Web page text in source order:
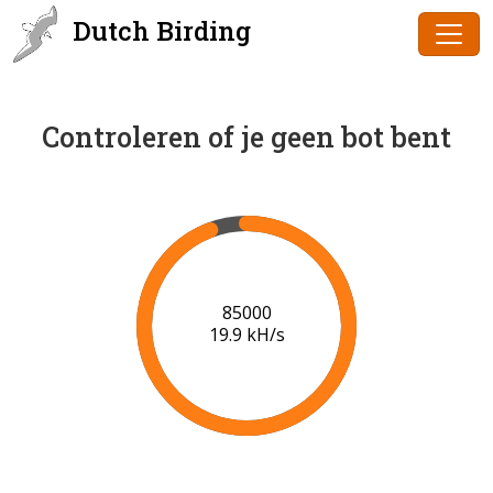
Dutch Birding
Controleren of je geen bot bent
87000
20.0 kH/s